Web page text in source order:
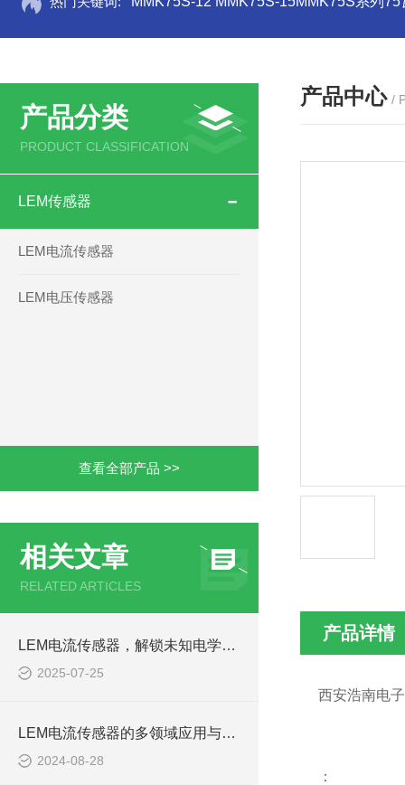
产品分类
PRODUCT CLASSIFICATION
LEM传感器
LEM电流传感器
LEM电压传感器
查看全部产品 >>
相关文章
RELATED ARTICLES
LEM电流传感器，解锁未知电学奥秘
2025-07-25
LEM电流传感器的多领域应用与市场新动向
2024-08-28
产品中心 /
产品详情
西安浩南电
：